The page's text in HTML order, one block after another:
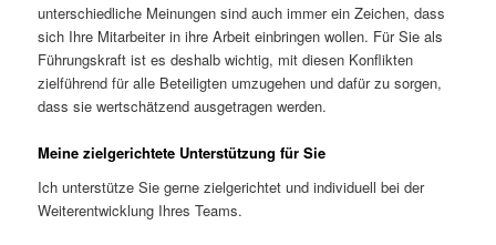
unterschiedliche Meinungen sind auch immer ein Zeichen, dass
sich Ihre Mitarbeiter in ihre Arbeit einbringen wollen. Für Sie als
Führungskraft ist es deshalb wichtig, mit diesen Konflikten
zielführend für alle Beteiligten umzugehen und dafür zu sorgen,
dass sie wertschätzend ausgetragen werden.
Meine zielgerichtete Unterstützung für Sie
Ich unterstütze Sie gerne zielgerichtet und individuell bei der
Weiterentwicklung Ihres Teams.